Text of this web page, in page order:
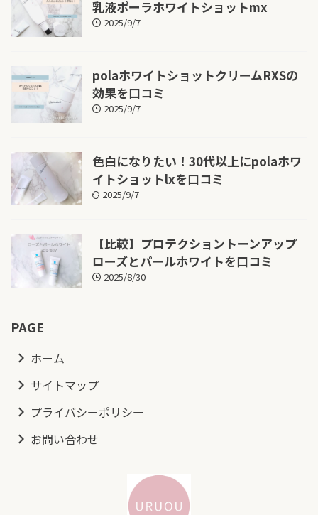
乳液ポーラホワイトショットmx
2025/9/7
polaホワイトショットクリームRXSの
効果を口コミ
2025/9/7
色白になりたい！30代以上にpolaホワ
イトショットlxを口コミ
2025/9/7
【比較】プロテクショントーンアップ
ローズとパールホワイトを口コミ
2025/8/30
PAGE
ホーム
サイトマップ
プライバシーポリシー
お問い合わせ